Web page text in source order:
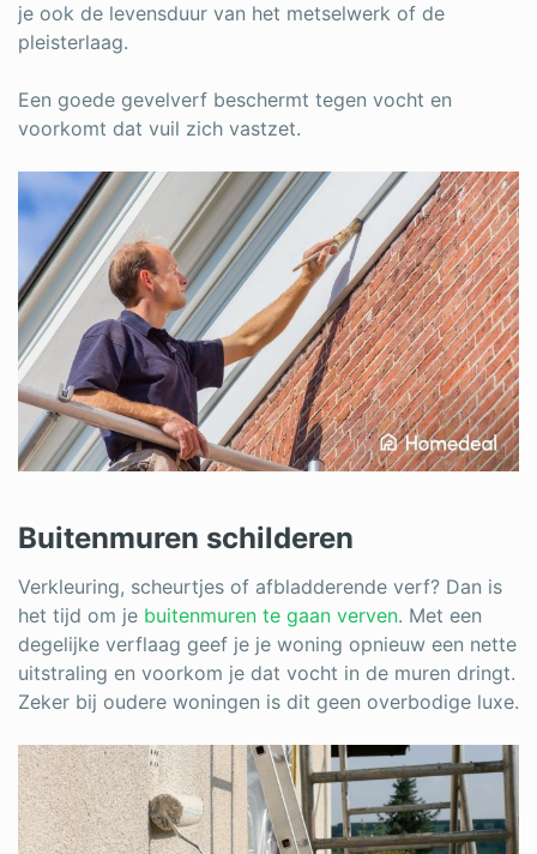
je ook de levensduur van het metselwerk of de
pleisterlaag.
Een goede gevelverf beschermt tegen vocht en
voorkomt dat vuil zich vastzet.
Buitenmuren schilderen
Verkleuring, scheurtjes of afbladderende verf? Dan is
het tijd om je buitenmuren te gaan verven. Met een
degelijke verflaag geef je je woning opnieuw een nette
uitstraling en voorkom je dat vocht in de muren dringt.
Zeker bij oudere woningen is dit geen overbodige luxe.